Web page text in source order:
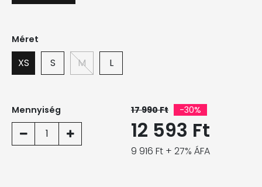
Méret
XS S M L
Mennyiség
1
17 990 Ft -30%
12 593 Ft
9 916 Ft + 27% ÁFA